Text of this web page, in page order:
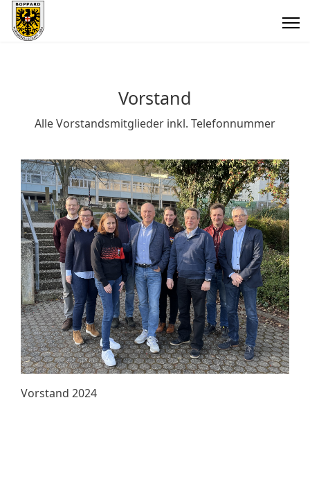
Vorstand
Alle Vorstandsmitglieder inkl. Telefonnummer
Vorstand 2024